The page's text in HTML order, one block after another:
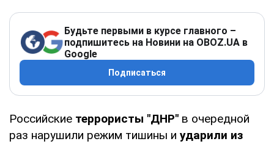
Будьте первыми в курсе главного –
подпишитесь на Новини на OBOZ.UA в
Google
Подписаться
Российские террористы "ДНР" в очередной
раз нарушили режим тишины и ударили из